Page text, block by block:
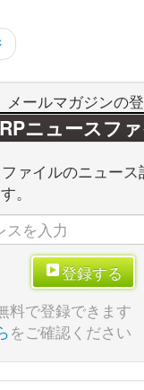
メールマガジンの
ニュースフ
ァイルのニュース
。
登録する
料で登録できます
をご確認ください